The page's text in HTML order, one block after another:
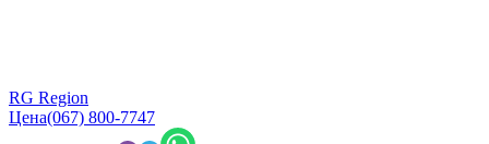
RG Region
Цена(067) 800-7747